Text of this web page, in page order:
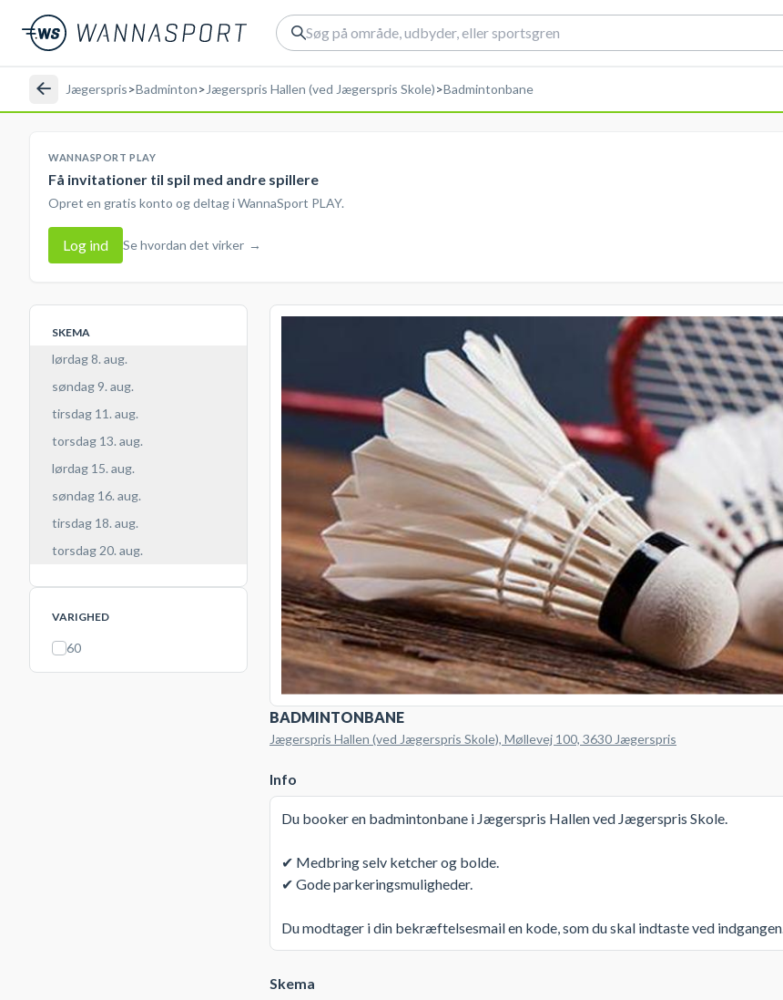
Jægerspris>Badminton> Jægerspris Hallen (ved Jægerspris Skole)>Badmintonbane
WANNASPORT PLAY
Få invitationer til spil med andre spillere
Opret en gratis konto og deltag i WannaSport PLAY.
Log ind Se hvordan det virker →
SKEMA
lørdag 8. aug.
søndag 9. aug.
tirsdag 11. aug.
torsdag 13. aug.
lørdag 15. aug.
søndag 16. aug.
tirsdag 18. aug.
torsdag 20. aug.
VARIGHED
60
BADMINTONBANE
Jægerspris Hallen (ved Jægerspris Skole), Møllevej 100, 3630 Jægerspris
Info
Du booker en badmintonbane i Jægerspris Hallen ved Jægerspris Skole.
✔ Medbring selv ketcher og bolde.
✔ Gode parkeringsmuligheder.
Du modtager i din bekræftelsesmail en kode, som du skal indtaste ved indgangen.
Skema